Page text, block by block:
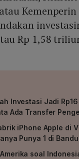
Rp 1,58
Investasi Jadi
Ada Transfer
iPhone Apple di
Punya 1 di
soal